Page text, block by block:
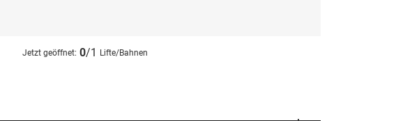
Jetzt geöffnet: 0/1 Lifte/Bahnen